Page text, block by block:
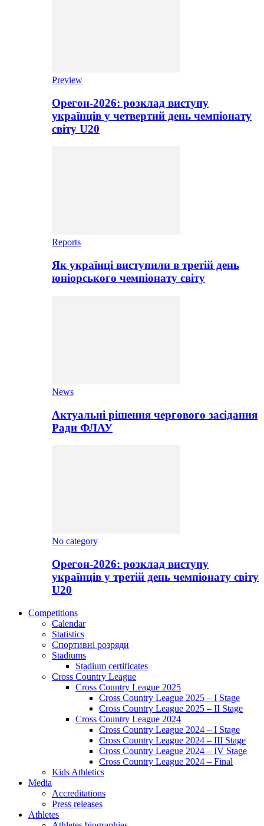
Preview
Орегон-2026: розклад виступу
українців у четвертий день чемпіонату
світу U20
Reports
Як українці виступили в третій день
юніорського чемпіонату світу
News
Актуальні рішення чергового засідання
Ради ФЛАУ
No category
Орегон-2026: розклад виступу
українців у третій день чемпіонату світу
U20
Competitions
Calendar
Statistics
Спортивні розряди
Stadiums
Stadium certificates
Cross Country League
Cross Country League 2025
Cross Country League 2025 – I Stage
Cross Country League 2025 – II Stage
Cross Country League 2024
Cross Country League 2024 – I Stage
Cross Country League 2024 – III Stage
Cross Country League 2024 – IV Stage
Cross Country League 2024 – Final
Kids Athletics
Media
Accreditations
Press releases
Athletes